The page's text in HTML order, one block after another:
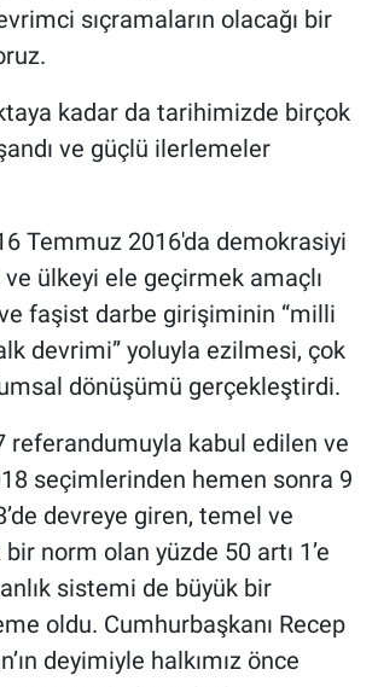
sıçramaların olacağı bir
kadar da tarihimizde birçok
ve güçlü ilerlemeler
Temmuz 2016'da demokrasiyi
ülkeyi ele geçirmek amaçlı
faşist darbe girişiminin “milli
devrimi” yoluyla ezilmesi, çok
dönüşümü gerçekleştirdi.
referandumuyla kabul edilen ve
seçimlerinden hemen sonra 9
devreye giren, temel ve
norm olan yüzde 50 artı 1’e
sistemi de büyük bir
oldu. Cumhurbaşkanı Recep
deyimiyle halkımız önce